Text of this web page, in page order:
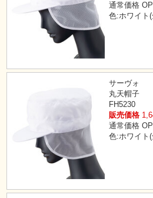
通常価格 OP
色:ホワイト
サーヴォ
丸天帽子
FH5230
販売価格
通常価格 OP
色:ホワイト